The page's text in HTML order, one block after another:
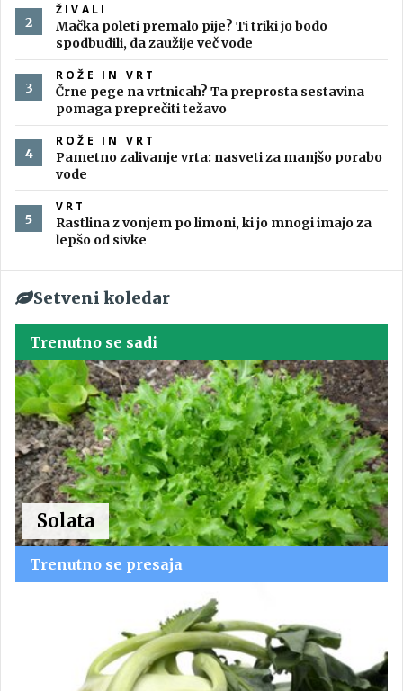
ŽIVALI
Mačka poleti premalo pije? Ti triki jo bodo
spodbudili, da zaužije več vode
ROŽE IN VRT
Črne pege na vrtnicah? Ta preprosta sestavina
pomaga preprečiti težavo
ROŽE IN VRT
Pametno zalivanje vrta: nasveti za manjšo porabo
vode
VRT
Rastlina z vonjem po limoni, ki jo mnogi imajo za
lepšo od sivke
Setveni koledar
Trenutno se sadi
Solata
Trenutno se presaja